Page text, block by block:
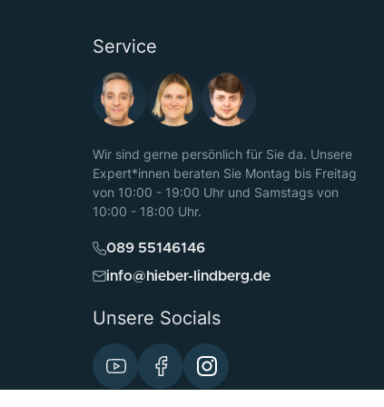
Service
Wir sind gerne persönlich für Sie da. Unsere
Expert*innen beraten Sie Montag bis Freitag
von 10:00 - 19:00 Uhr und Samstags von
10:00 - 18:00 Uhr.
089 55146146
info@hieber-lindberg.de
Unsere Socials